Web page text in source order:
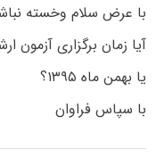
با عرض سلام وخسته
یا بهمن ماه ۱۳۹۵؟
با سپاس فراوان